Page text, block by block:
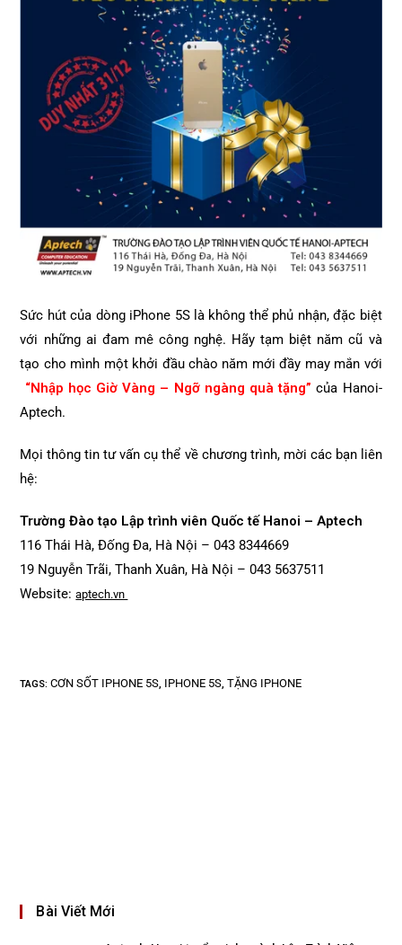
Sức hút của dòng iPhone 5S là không thể phủ nhận, đặc biệt
với những ai đam mê công nghệ. Hãy tạm biệt năm cũ và
tạo cho mình một khởi đầu chào năm mới đầy may mắn với
“Nhập học Giờ Vàng – Ngỡ ngàng quà tặng” của Hanoi-
Aptech.
Mọi thông tin tư vấn cụ thể về chương trình, mời các bạn liên
hệ:
Trường Đào tạo Lập trình viên Quốc tế Hanoi – Aptech
116 Thái Hà, Đống Đa, Hà Nội – 043 8344669
19 Nguyễn Trãi, Thanh Xuân, Hà Nội – 043 5637511
Website:aptech.vn
TAGS:CƠN SỐT IPHONE 5S, IPHONE 5S, TẶNG IPHONE
Bài Viết Mới